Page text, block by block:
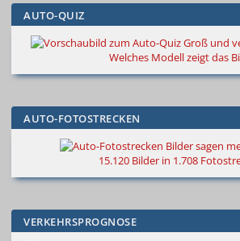
AUTO-QUIZ
Groß und
Welches Modell zeigt das
AUTO-FOTOSTRECKEN
Bilder sagen
15.120 Bilder in 1.708
VERKEHRSPROGNOSE